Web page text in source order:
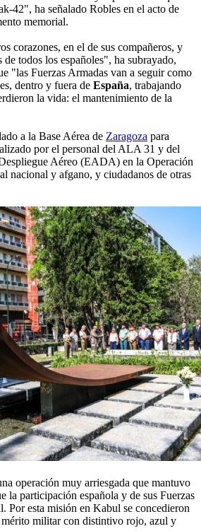
42", ha señalado Robles en el acto de
memorial.
corazones, en el de sus compañeros, y
de todos los españoles", ha subrayado,
"las Fuerzas Armadas van a seguir como
dentro y fuera de España, trabajando
la vida: el mantenimiento de la
a la Base Aérea de Zaragoza para
por el personal del ALA 31 y del
Aéreo (EADA) en la Operación
nacional y afgano, y ciudadanos de otras
operación muy arriesgada que mantuvo
la participación española y de sus Fuerzas
Por esta misión en Kabul se concedieron
militar con distintivo rojo, azul y